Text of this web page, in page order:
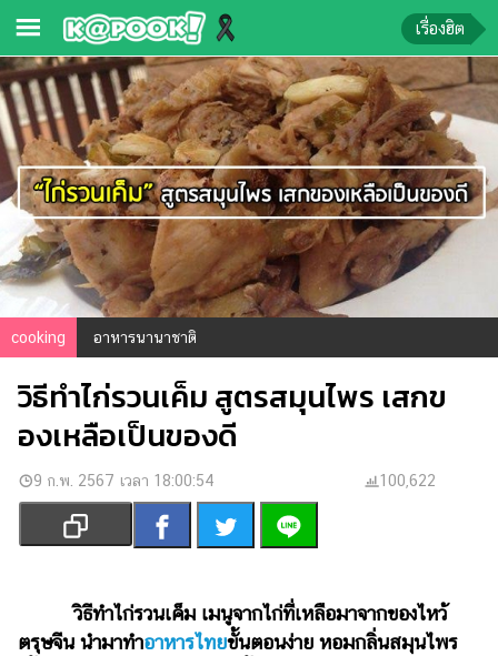
ข่าว-
ความ
รู้
ข่าว
ข่าว
บันเทิง
ตรวจ
หวย
ผล
บอล
สด
การ
เงิน
การ
บันเทิง
เรื่องฮิต
cooking อาหารนานาชาติ
วิธีทำไก่รวนเค็ม สูตรสมุนไพร เสกข
องเหลือเป็นของดี
9 ก.พ. 2567 เวลา 18:00:54 100,622
วิธีทำไก่รวนเค็ม เมนูจากไก่ที่เหลือมาจากของไหว้
ตรุษจีน นำมาทำอาหารไทยขั้นตอนง่าย หอมกลิ่นสมุนไพร